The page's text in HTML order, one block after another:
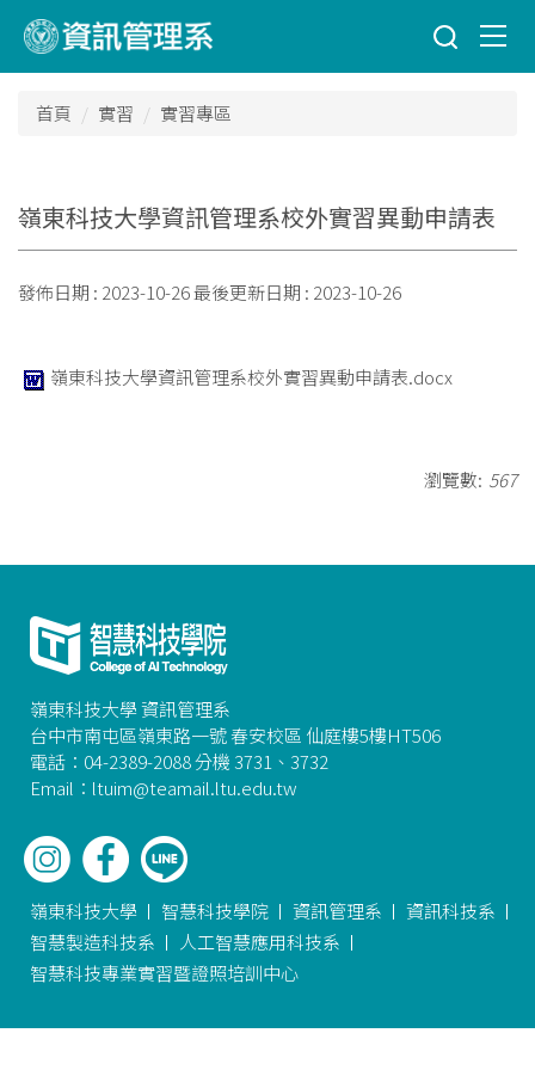
到
主
首頁 實習 實習專區
嶺東科技大學資訊管理系校外實習異動申請表
發佈日期 : 2023-10-26最後更新日期 : 2023-10-26
嶺東科技大學資訊管理系校外實習異動申請表.docx
瀏覽數: 567
嶺東科技大學 資訊管理系
台中市南屯區嶺東路一號 春安校區 仙庭樓5樓HT506
電話：04-2389-2088 分機 3731、3732
Email：ltuim@teamail.ltu.edu.tw
嶺東科技大學 智慧科技學院 資訊管理系
資訊科技系
智慧製造科技系
人工智慧應用科技系
智慧科技專業實習暨證照培訓中心